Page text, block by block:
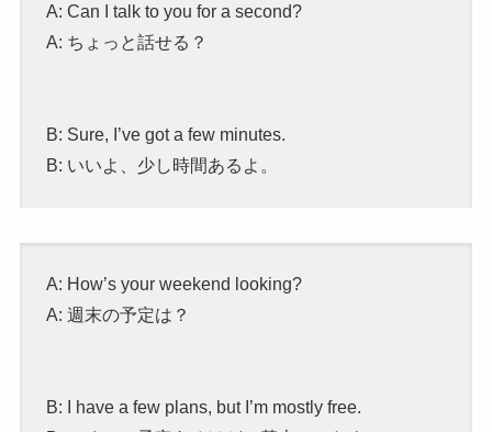
A: Can I talk to you for a second?
A: ちょっと話せる？
B: Sure, I’ve got a few minutes.
B: いいよ、少し時間あるよ。
A: How’s your weekend looking?
A: 週末の予定は？
B: I have a few plans, but I’m mostly free.